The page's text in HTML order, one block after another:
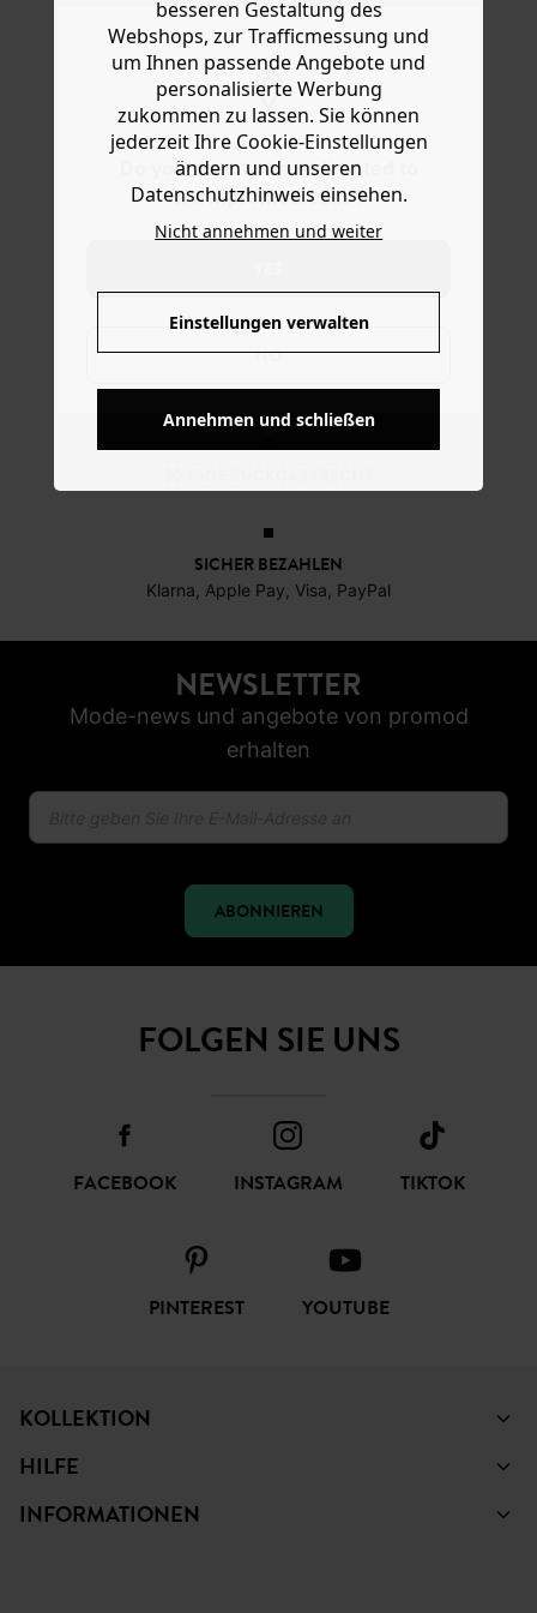
Do you want to be redirected to
www.promod.com ?
NO
goldfarbenem Metall kommen in Einheitsgröße. Nur für
Ohrlöcher geeignet. Eine schöne Geschenkidee.
Ab 60€*
SICHER BEZAHLEN
Klarna, Apple Pay, Visa, PayPal
NEWSLETTER
Mode-news und angebote von promod
erhalten
ABONNIEREN
FOLGEN SIE UNS
FACEBOOK INSTAGRAM TIKTOK
PINTEREST YOUTUBE
KOLLEKTION
HILFE
INFORMATIONEN
besseren Gestaltung des
Webshops, zur Trafficmessung und
um Ihnen passende Angebote und
personalisierte Werbung
zukommen zu lassen. Sie können
jederzeit Ihre Cookie-Einstellungen
ändern und unseren
Datenschutzhinweis einsehen.
Nicht annehmen und weiter
Einstellungen verwalten
Annehmen und schließen